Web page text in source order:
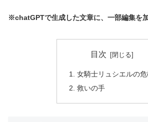
※chatGPTで生成した文章に、一部編集を加
目次
女騎士リュシエルの危
救いの手